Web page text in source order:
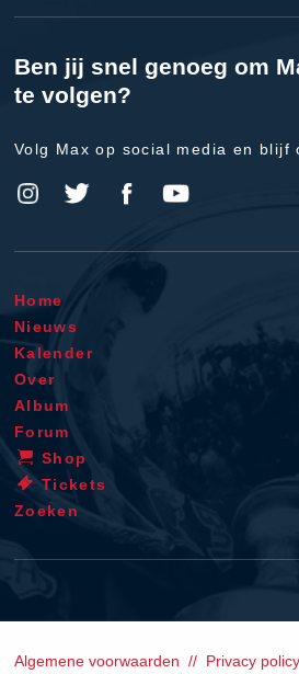
Ben jij snel genoeg om
te volgen?
Volg Max op social media en blijf
Home
Nieuws
Kalender
Over
Album
Forum
Shop
Tickets
Zoeken
Algemene voorwaarden Privacy policy